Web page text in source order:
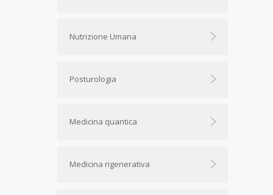
Nutrizione Umana
Posturologia
Medicina quantica
Medicina rigenerativa